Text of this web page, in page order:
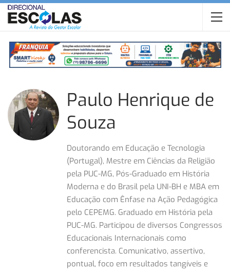
Paulo Henrique de
Souza
Doutorando em Educação e Tecnologia
(Portugal), Mestre em Ciências da Religião
pela PUC-MG, Pós-Graduado em História
Moderna e do Brasil pela UNI-BH e MBA em
Educação com Ênfase na Ação Pedagógica
pelo CEPEMG. Graduado em História pela
PUC-MG. Participou de diversos Congressos
Educacionais Internacionais como
conferencista. Comunicativo, assertivo,
pontual, foco em resultados tangíveis e